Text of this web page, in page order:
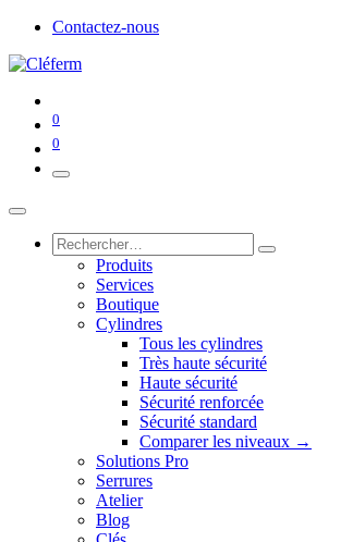
Contactez-nous
0
0
Produits
Services
Boutique
Cylindres
Tous les cylindres
Très haute sécurité
Haute sécurité
Sécurité renforcée
Sécurité standard
Comparer les niveaux →
Solutions Pro
Serrures
Atelier
Blog